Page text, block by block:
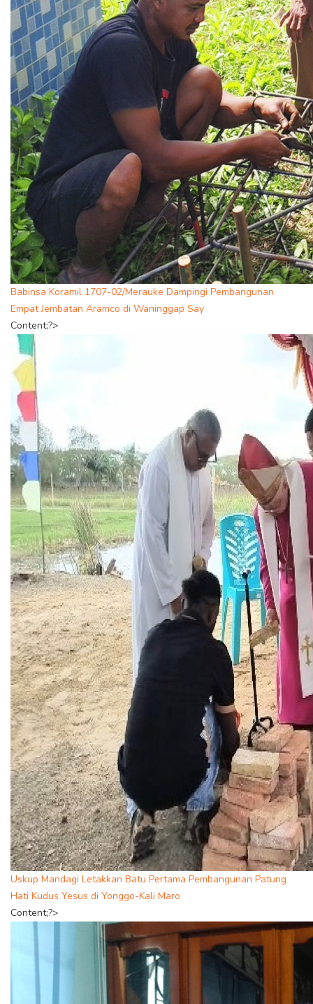
Babinsa Koramil 1707-02/Merauke Dampingi Pembangunan
Empat Jembatan Aramco di Waninggap Say
Content;?>
Uskup Mandagi Letakkan Batu Pertama Pembangunan Patung
Hati Kudus Yesus di Yonggo-Kali Maro
Content;?>